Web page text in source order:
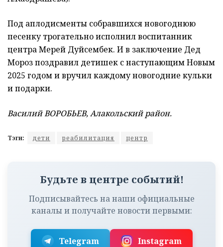
Под аплодисменты собравшихся новогоднюю
песенку трогательно исполнил воспитанник
центра Мерей Дуйсембек. И в заключение Дед
Мороз поздравил детишек с наступающим Новым
2025 годом и вручил каждому новогодние кульки
и подарки.
Василий ВОРОБЬЕВ, Алакольский район.
Тэги: дети реабилитация центр
Будьте в центре событий!
Подписывайтесь на наши официальные
каналы и получайте новости первыми:
Telegram Instagram